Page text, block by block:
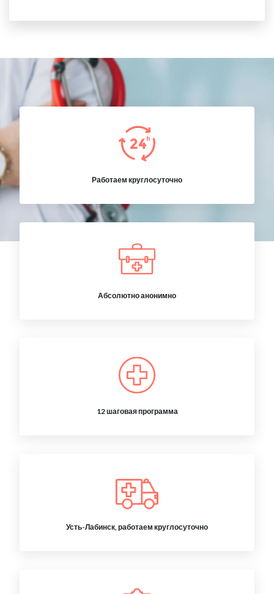
Работаем круглосуточно
Абсолютно анонимно
12 шаговая программа
Усть-Лабинск, работаем круглосуточно